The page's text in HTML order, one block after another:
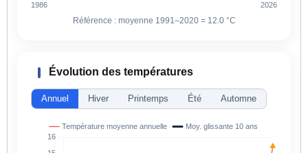
1986 2026
Référence : moyenne 1991–2020 = 12.0 °C
Évolution des températures
Annuel Hiver Printemps Été Automne